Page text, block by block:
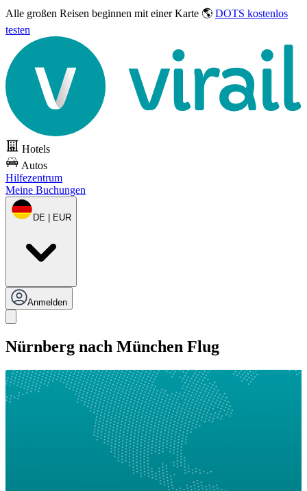
Alle großen Reisen beginnen mit einer Karte 🌎 DOTS kostenlos
testen
Hotels
Autos
Hilfezentrum
Meine Buchungen
DE | EUR
Anmelden
Nürnberg nach München Flug